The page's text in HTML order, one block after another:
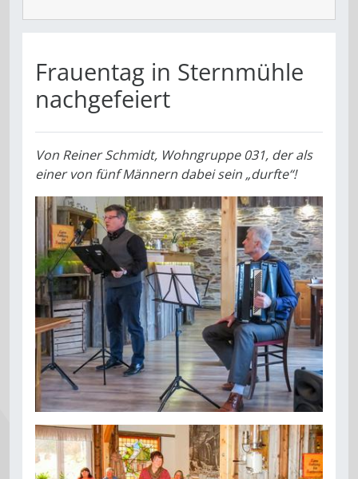
Frauentag in Sternmühle
nachgefeiert
Von Reiner Schmidt, Wohngruppe 031, der als
einer von fünf Männern dabei sein „durfte“!